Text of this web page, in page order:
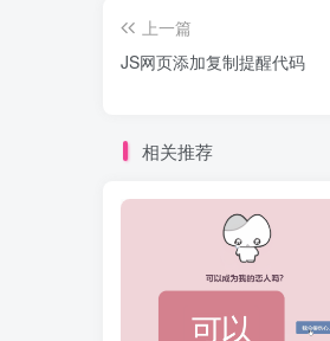
上一篇
JS网页添加复制提醒代码
相关推荐